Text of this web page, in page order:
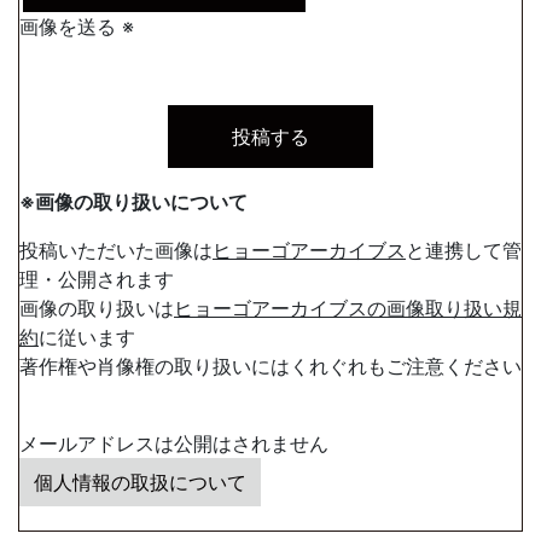
画像を送る ※
※画像の取り扱いについて
投稿いただいた画像は ヒョーゴアーカイブス と連携して管
理・公開されます
画像の取り扱いは ヒョーゴアーカイブスの画像取り扱い規
約に従います
著作権や肖像権の取り扱いにはくれぐれもご注意ください
メールアドレスは公開はされません
個人情報の取扱について